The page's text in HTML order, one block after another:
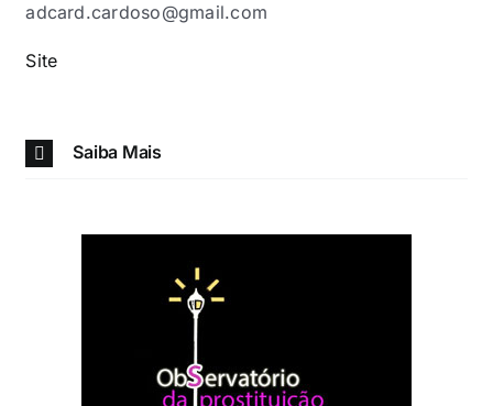
adcard.cardoso@gmail.com
Site
Saiba Mais